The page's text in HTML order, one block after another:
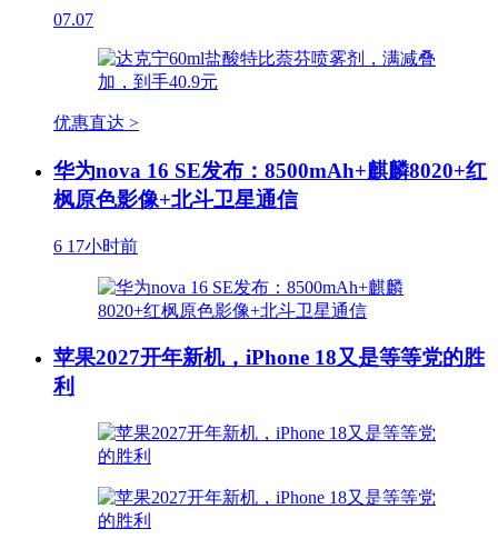
07.07
优惠直达 >
华为nova 16 SE发布：8500mAh+麒麟8020+红
枫原色影像+北斗卫星通信
6 17小时前
苹果2027开年新机，iPhone 18又是等等党的胜
利